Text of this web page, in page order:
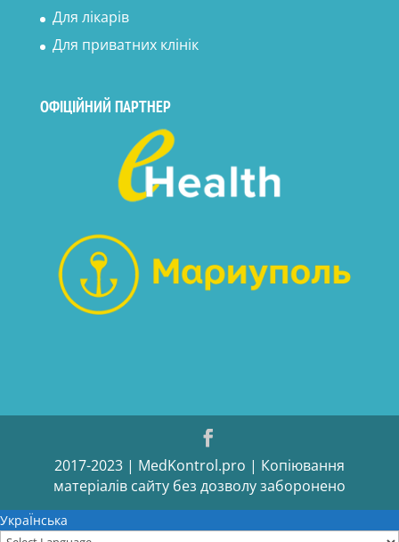
Для лікарів
Для приватних клінік
ОФІЦІЙНИЙ ПАРТНЕР
2017-2023 | MedKontrol.pro | Копіювання
матеріалів сайту без дозволу заборонено
УкраЇнська